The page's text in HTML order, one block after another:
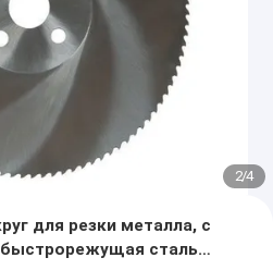
2/4
для резки металла, с
сталь